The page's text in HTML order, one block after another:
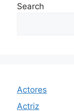
Search
Actores
Actriz